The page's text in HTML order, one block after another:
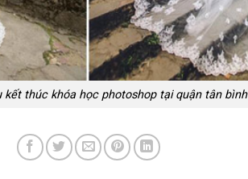
kết thúc khóa học photoshop tại quận tân bình